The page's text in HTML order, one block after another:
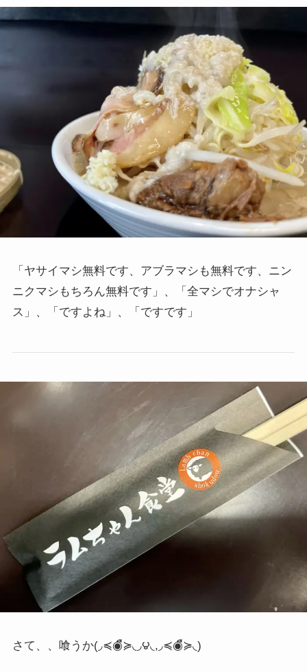
「ヤサイマシ無料です、アブラマシも無料です、ニン
ニクマシもちろん無料です」、「全マシでオナシャ
ス」、「ですよね」、「ですです」
さて、、喰うか(◞≼◉ื≽◟◞౪◟,◞≼◉ื≽◟)